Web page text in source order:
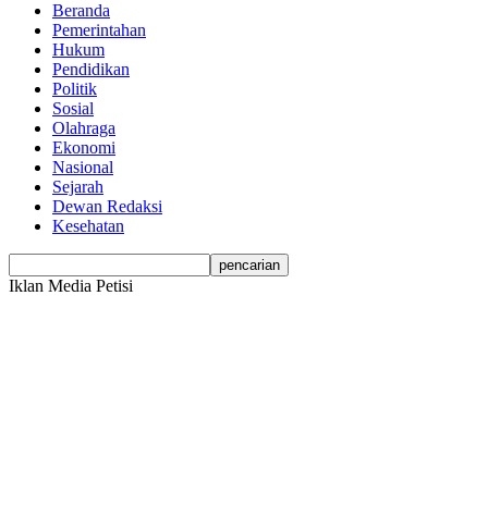
Beranda
Pemerintahan
Hukum
Pendidikan
Politik
Sosial
Olahraga
Ekonomi
Nasional
Sejarah
Dewan Redaksi
Kesehatan
Iklan Media Petisi